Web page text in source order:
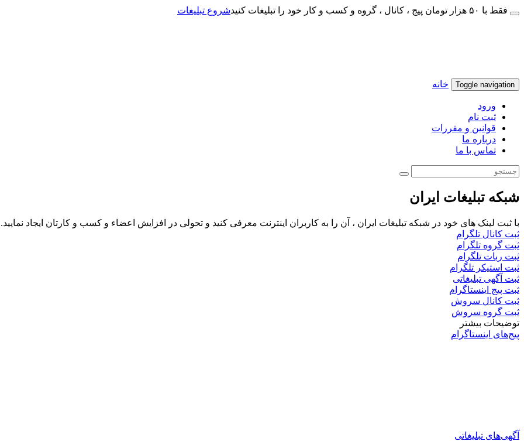
فقط با ۵۰ هزار تومان پیج ، کانال ، گروه و کسب و کار خود را تبلیغات کنید شروع تبلیغات
Toggle navigation خانه
ورود
ثبت نام
قوانین و مقررات
درباره ما
تماس با ما
شبکه تبلیغات ایران
با ثبت لینک های خود در شبکه تبلیغات ایران ، آن را به کاربران اینترنت معرفی کنید و تحولی در افزایش اعضاء و کسب و کارتان ایجاد نمایید.
ثبت کانال تلگرام
ثبت گروه تلگرام
ثبت ربات تلگرام
ثبت استیکر تلگرام
ثبت آگهی تبلیغاتی
ثبت پیج اینستاگرام
ثبت کانال سروش
ثبت گروه سروش
توضیحات بیشتر
پیج‌های اینستاگرام
آگهی‌های تبلیغاتی